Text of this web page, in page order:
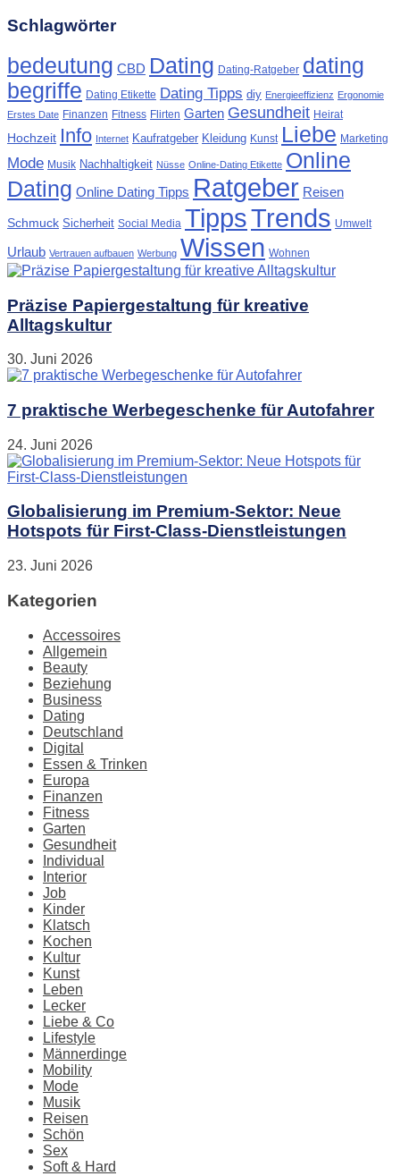
Schlagwörter
bedeutung CBD Dating Dating-Ratgeber dating
begriffe Dating Etikette Dating Tipps diy Energieeffizienz Ergonomie
Erstes Date Finanzen Fitness Flirten Garten Gesundheit Heirat
Hochzeit Info Internet Kaufratgeber Kleidung Kunst Liebe Marketing
Mode Musik Nachhaltigkeit Nüsse Online-Dating Etikette Online
Dating Online Dating Tipps Ratgeber Reisen
Schmuck Sicherheit Social Media TippsTrends Umwelt
Urlaub Vertrauen aufbauen Werbung Wissen Wohnen
Präzise Papiergestaltung für kreative
Alltagskultur
30. Juni 2026
7 praktische Werbegeschenke für Autofahrer
24. Juni 2026
Globalisierung im Premium-Sektor: Neue
Hotspots für First-Class-Dienstleistungen
23. Juni 2026
Kategorien
Accessoires
Allgemein
Beauty
Beziehung
Business
Dating
Deutschland
Digital
Essen & Trinken
Europa
Finanzen
Fitness
Garten
Gesundheit
Individual
Interior
Job
Kinder
Klatsch
Kochen
Kultur
Kunst
Leben
Lecker
Liebe & Co
Lifestyle
Männerdinge
Mobility
Mode
Musik
Reisen
Schön
Sex
Soft & Hard